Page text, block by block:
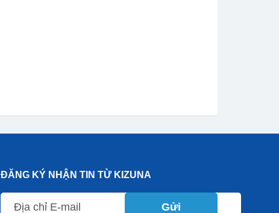
ĐĂNG KÝ NHẬN TIN TỪ KIZUNA
Gửi